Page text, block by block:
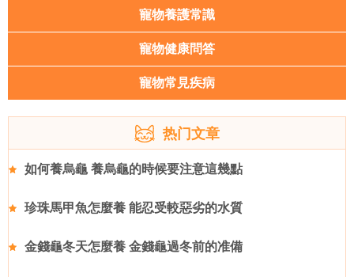
寵物養護常識
寵物健康問答
寵物常見疾病
热门文章
如何養烏龜 養烏龜的時候要注意這幾點
珍珠馬甲魚怎麼養 能忍受較惡劣的水質
金錢龜冬天怎麼養 金錢龜過冬前的准備